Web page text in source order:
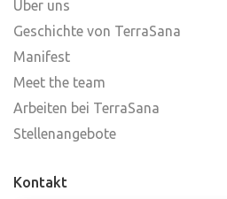
Über uns
Geschichte von TerraSana
Manifest
Meet the team
Arbeiten bei TerraSana
Stellenangebote
Kontakt